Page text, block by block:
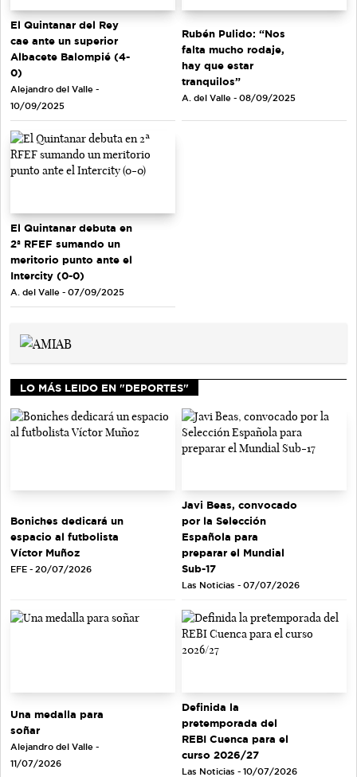
El Quintanar del Rey
cae ante un superior
Albacete Balompié (4-
0)
Alejandro del Valle -
10/09/2025
Rubén Pulido: “Nos
falta mucho rodaje,
hay que estar
tranquilos”
A. del Valle - 08/09/2025
El Quintanar debuta en
2ª RFEF sumando un
meritorio punto ante el
Intercity (0-0)
A. del Valle - 07/09/2025
LO MÁS LEIDO EN "DEPORTES"
Boniches dedicará un
espacio al futbolista
Víctor Muñoz
EFE - 20/07/2026
Javi Beas, convocado
por la Selección
Española para
preparar el Mundial
Sub-17
Las Noticias - 07/07/2026
Una medalla para
soñar
Alejandro del Valle -
11/07/2026
Definida la
pretemporada del
REBI Cuenca para el
curso 2026/27
Las Noticias - 10/07/2026